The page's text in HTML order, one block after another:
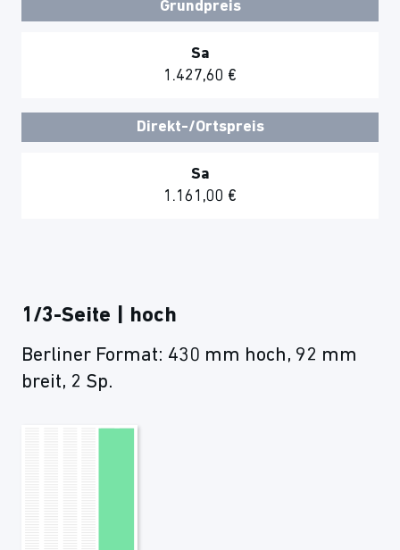
Grundpreis
Sa
1.427,60 €
Direkt-/Ortspreis
Sa
1.161,00 €
1/3-Seite | hoch
Berliner Format: 430 mm hoch, 92 mm
breit, 2 Sp.